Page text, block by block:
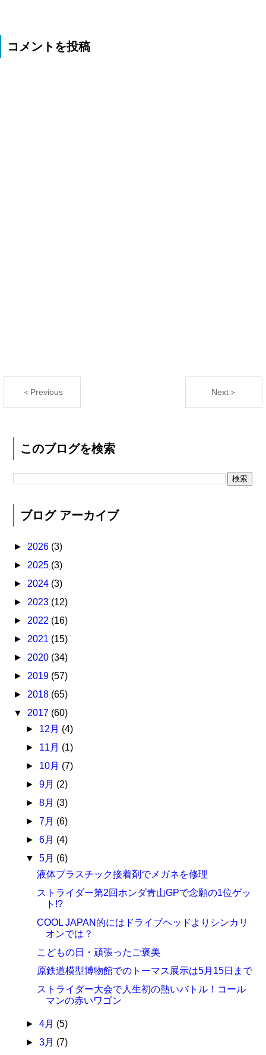
コメントを投稿
＜Previous Next＞
このブログを検索
ブログ アーカイブ
► 2026 (3)
► 2025 (3)
► 2024 (3)
► 2023 (12)
► 2022 (16)
► 2021 (15)
► 2020 (34)
► 2019 (57)
► 2018 (65)
▼ 2017 (60)
► 12月 (4)
► 11月 (1)
► 10月 (7)
► 9月 (2)
► 8月 (3)
► 7月 (6)
► 6月 (4)
▼ 5月 (6)
液体プラスチック接着剤でメガネを修理
ストライダー第2回ホンダ青山GPで念願の1位ゲッ
ト!?
COOL JAPAN的にはドライブヘッドよりシンカリ
オンでは？
こどもの日・頑張ったご褒美
原鉄道模型博物館でのトーマス展示は5月15日まで
ストライダー大会で人生初の熱いバトル！コール
マンの赤いワゴン
► 4月 (5)
► 3月 (7)